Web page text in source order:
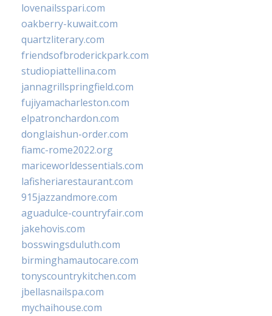
lovenailsspari.com
oakberry-kuwait.com
quartzliterary.com
friendsofbroderickpark.com
studiopiattellina.com
jannagrillspringfield.com
fujiyamacharleston.com
elpatronchardon.com
donglaishun-order.com
fiamc-rome2022.org
mariceworldessentials.com
lafisheriarestaurant.com
915jazzandmore.com
aguadulce-countryfair.com
jakehovis.com
bosswingsduluth.com
birminghamautocare.com
tonyscountrykitchen.com
jbellasnailspa.com
mychaihouse.com